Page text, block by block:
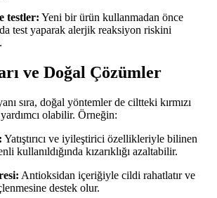
testler: Yeni bir ürün kullanmadan önce
test yaparak alerjik reaksiyon riskini
ve Doğal Çözümler
sıra, doğal yöntemler de ciltteki kırmızı
olabilir. Örneğin:
Yatıştırıcı ve iyileştirici özellikleriyle bilinen
kullanıldığında kızarıklığı azaltabilir.
Antioksidan içeriğiyle cildi rahatlatır ve
destek olur.